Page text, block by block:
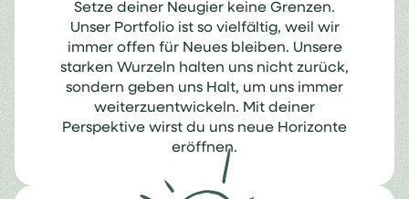
Setze deiner Neugier keine Grenzen.
Unser Portfolio ist so vielfältig, weil wir
immer offen für Neues bleiben. Unsere
starken Wurzeln halten uns nicht zurück,
sondern geben uns Halt, um uns immer
weiterzuentwickeln. Mit deiner
Perspektive wirst du uns neue Horizonte
eröffnen.